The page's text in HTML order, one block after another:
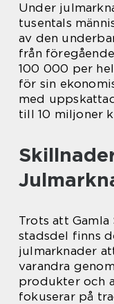
Under
tusentals
av den
från
100 000 per
för sin
med
till 10 miljoner
Trots att
stadsdel finns
julmarknader
varandra
produkter och
fokuserar på